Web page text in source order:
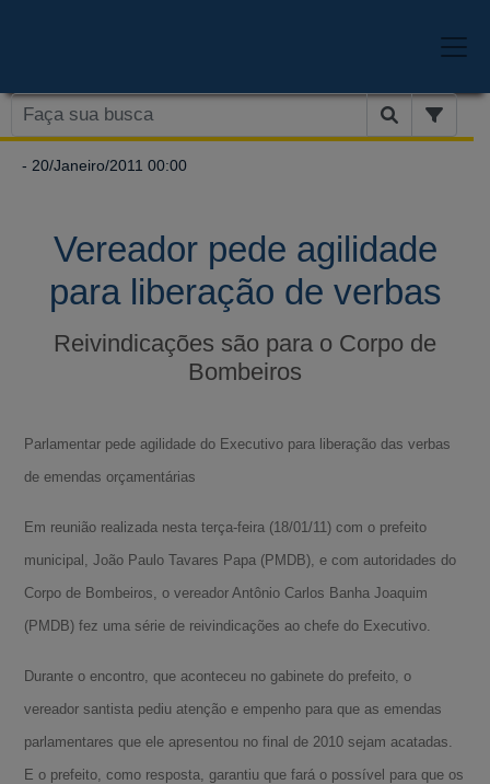
- 20/Janeiro/2011 00:00
Vereador pede agilidade
para liberação de verbas
Reivindicações são para o Corpo de
Bombeiros
Parlamentar pede agilidade do Executivo para liberação das verbas
de emendas orçamentárias
Em reunião realizada nesta terça-feira (18/01/11) com o prefeito
municipal, João Paulo Tavares Papa (PMDB), e com autoridades do
Corpo de Bombeiros, o vereador Antônio Carlos Banha Joaquim
(PMDB) fez uma série de reivindicações ao chefe do Executivo.
Durante o encontro, que aconteceu no gabinete do prefeito, o
vereador santista pediu atenção e empenho para que as emendas
parlamentares que ele apresentou no final de 2010 sejam acatadas.
E o prefeito, como resposta, garantiu que fará o possível para que os